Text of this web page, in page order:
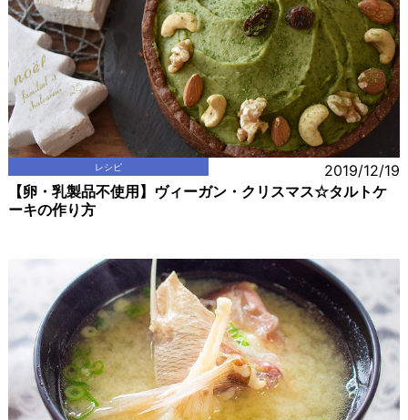
レシピ 2019/12/19
【卵・乳製品不使用】ヴィーガン・クリスマス☆タルトケ
ーキの作り方